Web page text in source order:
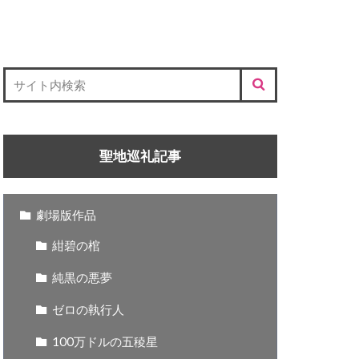
聖地巡礼記事
劇場版作品
紺碧の棺
純黒の悪夢
ゼロの執行人
100万ドルの五稜星